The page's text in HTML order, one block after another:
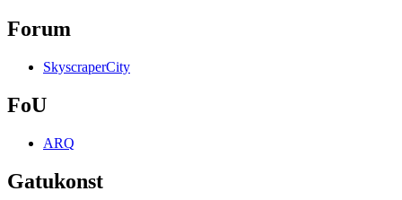
Forum
SkyscraperCity
FoU
ARQ
Gatukonst